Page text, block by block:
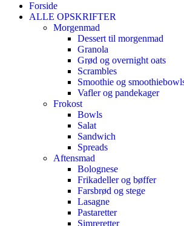
Forside
ALLE OPSKRIFTER
Morgenmad
Dessert til morgenmad
Granola
Grød og overnight oats
Scrambles
Smoothie og
Vafler og pandekager
Frokost
Bowls
Salat
Sandwich
Spreads
Aftensmad
Bolognese
Frikadeller og bøffer
Farsbrød og stege
Lasagne
Pastaretter
Simreretter